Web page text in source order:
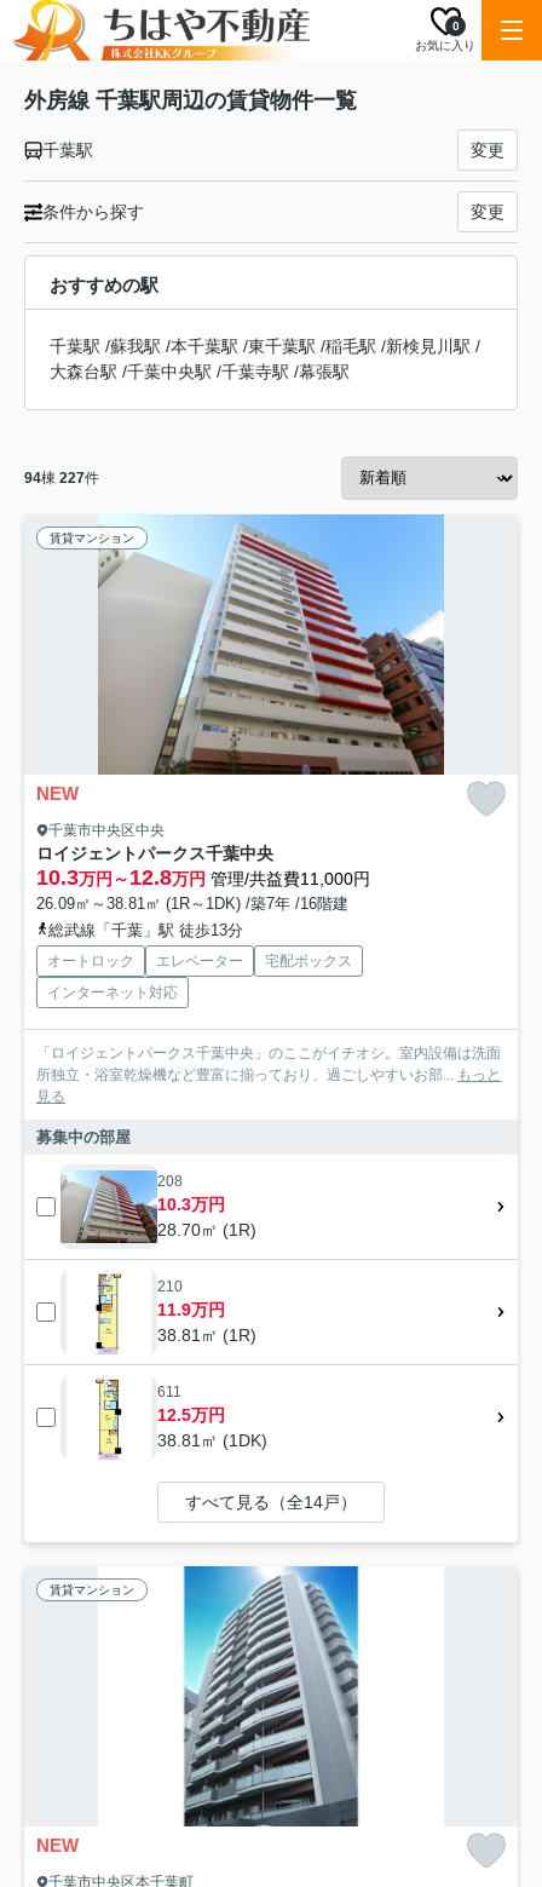
お気に入り
0
外房線 千葉駅周辺の賃貸物件一覧
千葉駅 変更
条件から探す 変更
おすすめの駅
千葉駅 /蘇我駅 /本千葉駅 /東千葉駅 /稲毛駅 /新検見川駅 /
大森台駅 /千葉中央駅 /千葉寺駅 /幕張駅
94棟 227件
賃貸マンション
NEW
千葉市中央区中央
ロイジェントパークス千葉中央
10.3万円～12.8万円 管理/共益費11,000円
26.09㎡～38.81㎡ (1R～1DK) /築7年 /16階建
総武線「千葉」駅 徒歩13分
オートロック エレベーター
宅配ボックス
インターネット対応
「ロイジェントパークス千葉中央」のここがイチオシ。室内設備は洗面
所独立・浴室乾燥機など豊富に揃っており、過ごしやすいお部... もっと
見る
募集中の部屋
208
10.3万円
28.70㎡ (1R)
210
11.9万円
38.81㎡ (1R)
611
12.5万円
38.81㎡ (1DK)
すべて見る（全14戸）
賃貸マンション
NEW
千葉市中央区本千葉町